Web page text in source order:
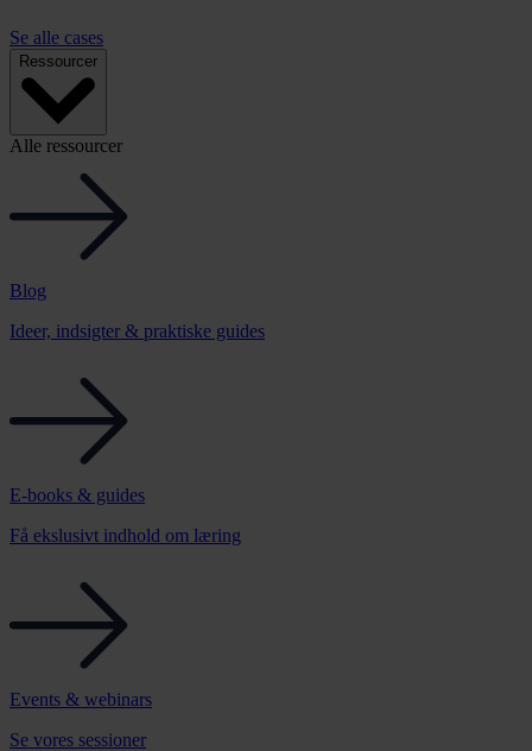
Se alle cases
Ressourcer
Alle ressourcer
Blog
Ideer, indsigter & praktiske guides
E-books & guides
Få ekslusivt indhold om læring
Events & webinars
Se vores sessioner